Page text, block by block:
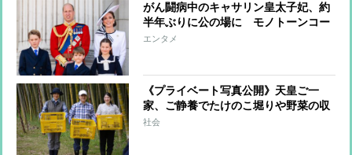
がん闘病中のキャサリン皇太子妃、約
半年ぶりに公の場に モノトーンコー
デファッションにみる”家族の絆”
エンタメ
《プライベート写真公開》天皇ご一
家、ご静養でたけのこ堀りや野菜の収
穫を楽しまれリラックスされた表情
社会